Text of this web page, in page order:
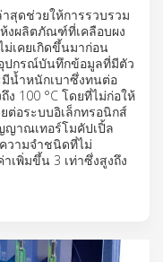
าสุดช่วยให้การรวบรวม
งผลิตภัณฑ์ที่เคลือบผง
เคยเกิดขึ้นมาก่อน
อุปกรณ์บันทึกข้อมูลที่มีตัว
น้ำหนักเบาซึ่งทนต่อ
100 °C โดยที่ไม่ก่อให้
ต่อระบบอิเล็กทรอนิกส์
าณเทอร์โมคัปเปิ้ล
วามจำชนิดที่ไม่
เพิ่มขึ้น 3 เท่าซึ่งสูงถึง